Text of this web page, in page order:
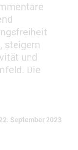
steigern
und
Die
22. September 2023